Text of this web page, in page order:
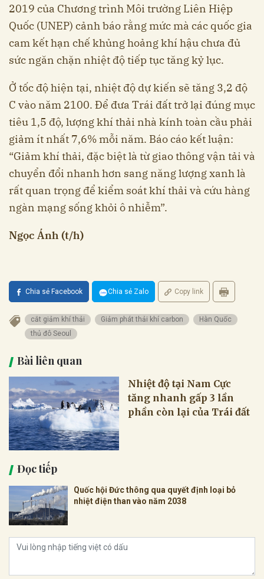
2019 của Chương trình Môi trường Liên Hiệp
Quốc (UNEP) cảnh báo rằng mức mà các quốc gia
cam kết hạn chế khủng hoảng khí hậu chưa đủ
sức ngăn chặn nhiệt độ tiếp tục tăng kỷ lục.
Ở tốc độ hiện tại, nhiệt độ dự kiến ​​sẽ tăng 3,2 độ
C vào năm 2100. Để đưa Trái đất trở lại đúng mục
tiêu 1,5 độ, lượng khí thải nhà kính toàn cầu phải
giảm ít nhất 7,6% mỗi năm. Báo cáo kết luận:
“Giảm khí thải, đặc biệt là từ giao thông vận tải và
chuyển đổi nhanh hơn sang năng lượng xanh là
rất quan trọng để kiểm soát khí thải và cứu hàng
ngàn mạng sống khỏi ô nhiễm”.
Ngọc Ánh (t/h)
Chia sẻ Facebook Chia sẻ Zalo Copy link
cắt giảm khí thải Giảm phát thải khí carbon
Hàn Quốc
thủ đô Seoul
Bài liên quan
Nhiệt độ tại Nam Cực
tăng nhanh gấp 3 lần
phần còn lại của Trái đất
Đọc tiếp
Quốc hội Đức thông qua quyết định loại bỏ
nhiệt điện than vào năm 2038